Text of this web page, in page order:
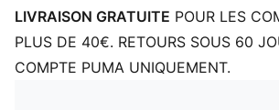
LIVRAISON GRATUITE POUR LES
PLUS DE 40€. RETOURS SOUS 60
COMPTE PUMA UNIQUEMENT.